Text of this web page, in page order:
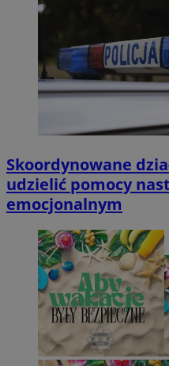
Skoordynowane
udzielić pomocy
emocjonalnym